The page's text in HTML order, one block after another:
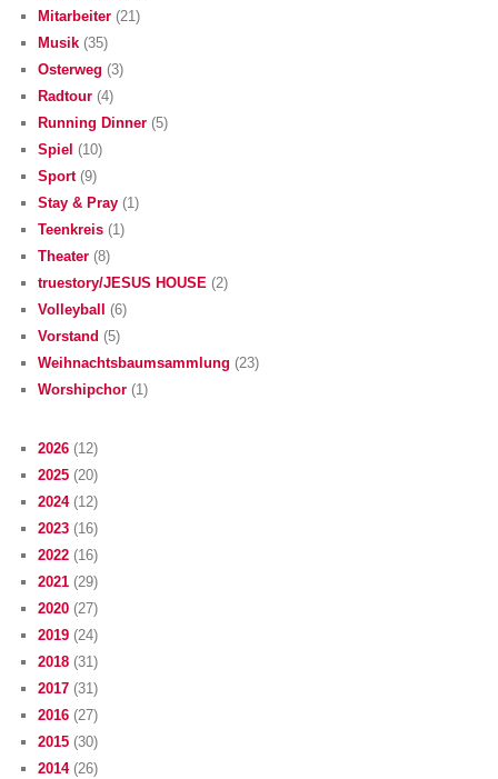
Mitarbeiter (21)
Musik (35)
Osterweg (3)
Radtour (4)
Running Dinner (5)
Spiel (10)
Sport(9)
Stay & Pray (1)
Teenkreis (1)
Theater (8)
truestory/JESUS HOUSE (2)
Volleyball
(6)
Vorstand (5)
Weihnachtsbaumsammlung (23)
Worshipchor (1)
2026 (12)
2025 (20)
2024(12)
2023 (16)
2022 (16)
2021 (29)
2020 (27)
2019 (24)
2018 (31)
2017 (31)
2016 (27)
2015 (30)
2014(26)